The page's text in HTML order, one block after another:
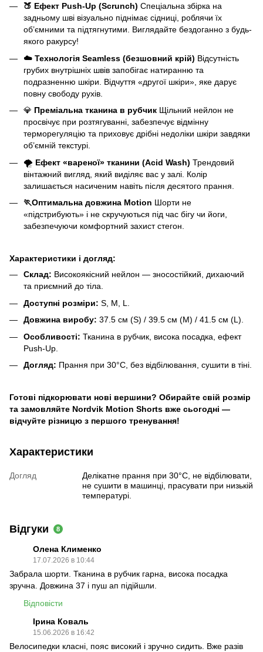
🍑 Ефект Push-Up (Scrunch) Спеціальна збірка на
задньому шві візуально піднімає сідниці, роблячи їх
об’ємними та підтягнутими. Виглядайте бездоганно з будь-
якого ракурсу!
☁️ Технологія Seamless (безшовний крій) Відсутність
грубих внутрішніх швів запобігає натиранню та
подразненню шкіри. Відчуття «другої шкіри», яке дарує
повну свободу рухів.
💎 Преміальна тканина в рубчик Щільний нейлон не
просвічує при розтягуванні, забезпечує відмінну
терморегуляцію та приховує дрібні недоліки шкіри завдяки
об’ємній текстурі.
🌪 Ефект «вареної» тканини (Acid Wash) Трендовий
вінтажний вигляд, який виділяє вас у залі. Колір
залишається насиченим навіть після десятого прання.
🏃Оптимальна довжина Motion Шорти не
«підстрибують» і не скручуються під час бігу чи йоги,
забезпечуючи комфортний захист стегон.
Характеристики і догляд:
Склад: Високоякісний нейлон — зносостійкий, дихаючий
та приємний до тіла.
Доступні розміри: S, M, L.
Довжина виробу: 37.5 см (S) / 39.5 см (M) / 41.5 см (L).
Особливості: Тканина в рубчик, висока посадка, ефект
Push-Up.
Догляд: Прання при 30°C, без відбілювання, сушити в тіні.
Готові підкорювати нові вершини? Обирайте свій розмір
та замовляйте Nordvik Motion Shorts вже сьогодні —
відчуйте різницю з першого тренування!
Характеристики
Догляд
Делікатне прання при 30°C, не відбілювати,
не сушити в машинці, прасувати при низькій
температурі.
Відгуки 8
Олена Клименко
17.07.2026 в 10:44
Забрала шорти. Тканина в рубчик гарна, висока посадка
зручна. Довжина 37 і пуш ап підійшли.
Відповісти
Ірина Коваль
15.06.2026 в 16:42
Велосипедки класні, пояс високий і зручно сидить. Вже разів